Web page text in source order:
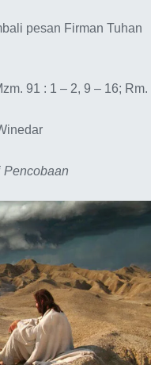
pesan Firman Tuhan
91 : 1 – 2, 9 – 16; Rm.
Pencobaan